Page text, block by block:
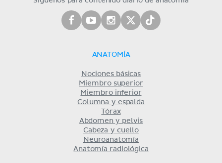
ANATOMÍA
Nociones básicas
Miembro superior
Miembro inferior
Columna y espalda
Tórax
Abdomen y pelvis
Cabeza y cuello
Neuroanatomía
Anatomía radiológica